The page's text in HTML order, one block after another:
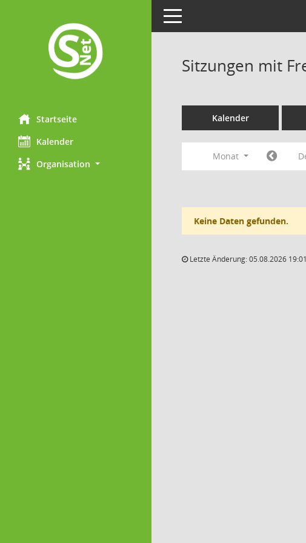
Startseite
Kalender
Organisation
Toggle navigation
Sitzungen mit
Kalender
Monat
Keine Daten gefunden.
Letzte Änderung: 05.08.2026